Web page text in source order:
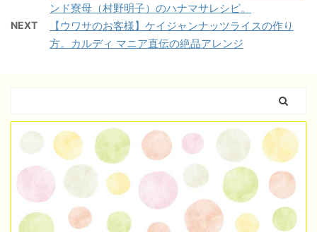
ンド寮母（村野明子）のハナマサレシピ。
NEXT
【ウワサのお客様】ケイジャンナッツライスの作り
方。カルディ マニア直伝の絶品アレンジ